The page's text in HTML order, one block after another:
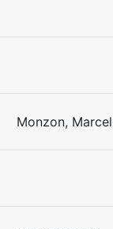
Monzon,